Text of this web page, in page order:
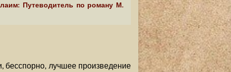
Путеводитель по роману М.
бесспорно, лучшее произведение